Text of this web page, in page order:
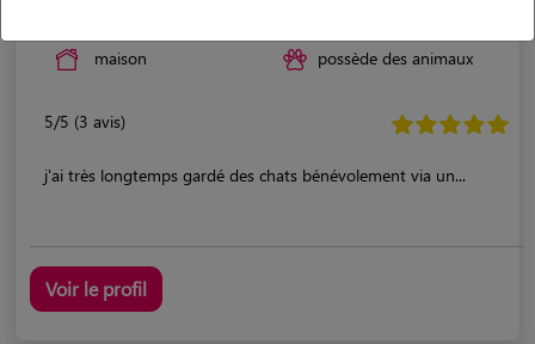
maison possède des animaux
5/5 (3 avis)
j'ai très longtemps gardé des chats bénévolement via un...
Voir le profil